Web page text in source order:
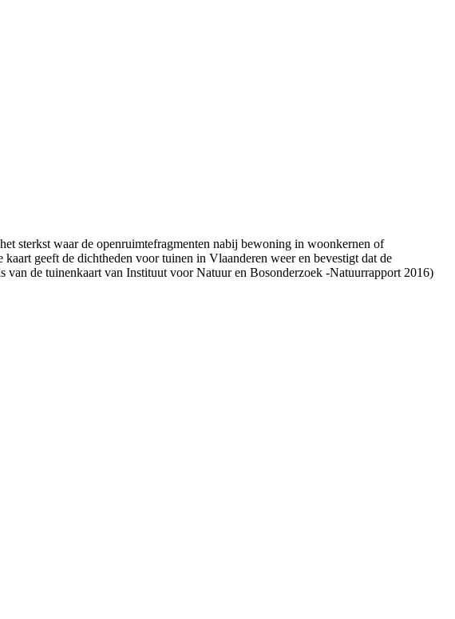
sterkst waar de openruimtefragmenten nabij bewoning in woonkernen of
geeft de dichtheden voor tuinen in Vlaanderen weer en bevestigt dat de
van de tuinenkaart van Instituut voor Natuur en Bosonderzoek -Natuurrapport 2016)